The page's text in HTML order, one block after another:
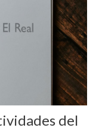
del